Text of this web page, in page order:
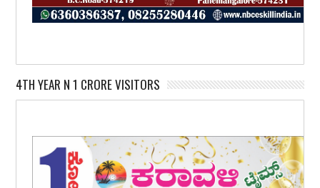
4TH YEAR N 1 CRORE VISITORS